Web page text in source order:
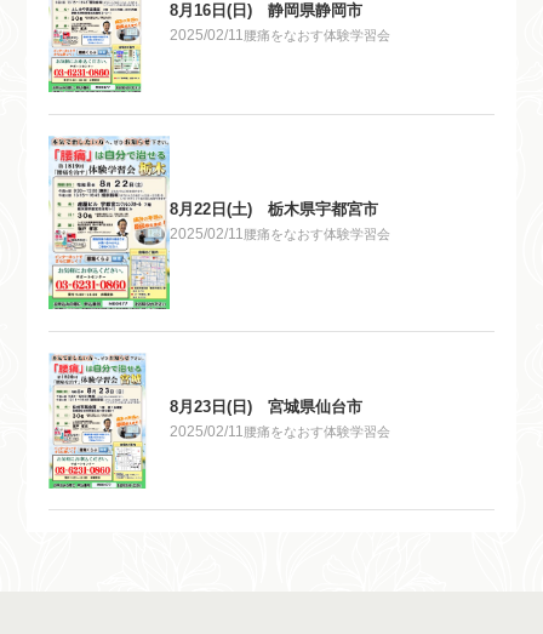
8月16日(日) 静岡県静岡市
2025/02/11 腰痛をなおす体験学習会
8月22日(土) 栃木県宇都宮市
2025/02/11 腰痛をなおす体験学習会
8月23日(日) 宮城県仙台市
2025/02/11腰痛をなおす体験学習会